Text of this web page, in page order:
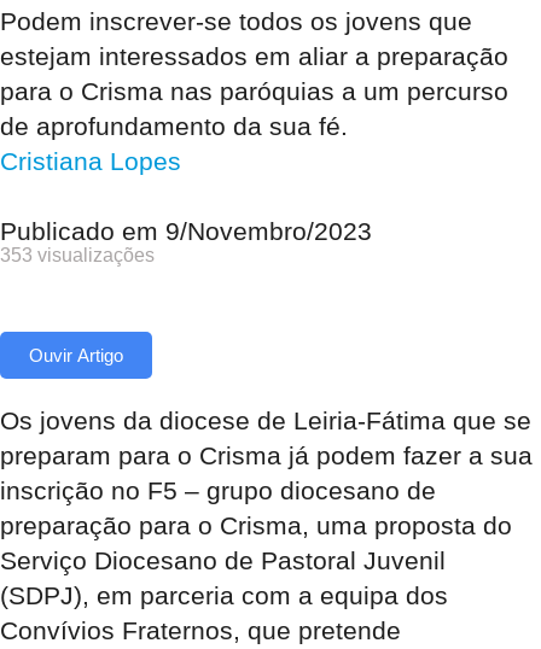
Podem inscrever-se todos os jovens que
estejam interessados em aliar a preparação
para o Crisma nas paróquias a um percurso
de aprofundamento da sua fé.
Cristiana Lopes
Publicado em 9/Novembro/2023
353 visualizações
Ouvir Artigo
Os jovens da diocese de Leiria-Fátima que se
preparam para o Crisma já podem fazer a sua
inscrição no F5 – grupo diocesano de
preparação para o Crisma, uma proposta do
Serviço Diocesano de Pastoral Juvenil
(SDPJ), em parceria com a equipa dos
Convívios Fraternos, que pretende